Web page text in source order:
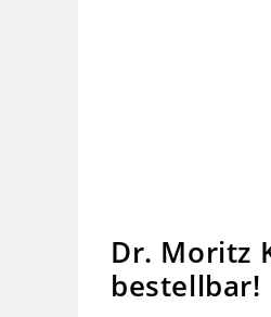
Dr. Moritz
bestellbar!